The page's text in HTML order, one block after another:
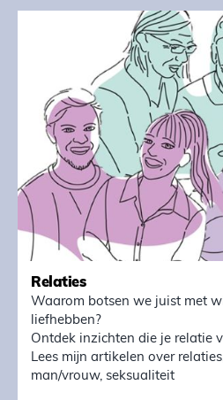
Relaties
Waarom botsen we juist met
liefhebben?
Ontdek inzichten die je relatie
Lees mijn artikelen over
man/vrouw, seksualiteit